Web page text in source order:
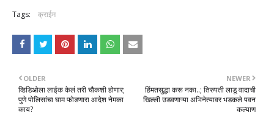
Tags: क्राईम
NEWER
हिंमतसुद्धा करू नका..; तिरुपती लाडू वादाची
खिल्ली उडवणाऱ्या अभिनेत्यावर भडकले पवन
कल्याण
OLDER
व्हिडिओला लाईक केलं तरी चौकशी होणार;
पुणे पोलिसांचा घाम फोडणारा आदेश नेमका
काय?